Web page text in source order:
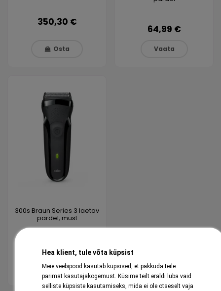
350,30 €
Osta
64,99 €
Vaata
300s Braun Series 3 laetav
pardel, must
69,99 €
Osta
Hea klient, tule võta küpsist
Meie veebipood kasutab küpsised, et pakkuda teile
parimat kasutajakogemust. Küsime teilt eraldi luba vaid
selliste küpsiste kasutamiseks, mida ei ole otseselt vaja